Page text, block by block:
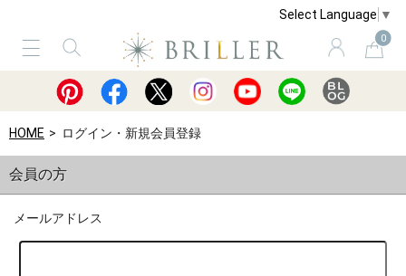
Select Language ▼
0
サービス ショッピングガイド 買取
HOME ログイン・新規会員登録
会員の方
メールアドレス